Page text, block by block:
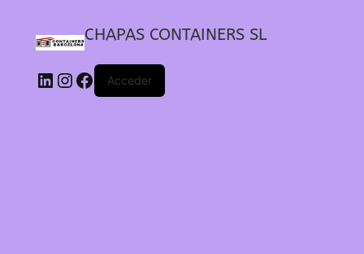
CHAPAS CONTAINERS SL
Acceder